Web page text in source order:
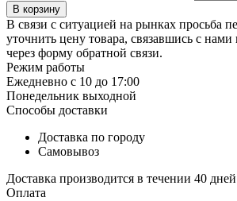
В корзину
В связи с ситуацией на рынках просьба
уточнить цену товара, связавшись с
через форму обратной связи.
Режим работы
Ежедневно с 10 до 17:00
Понедельник выходной
Способы доставки
Доставка по городу
Самовывоз
Доставка производится в течении 40
Оплата